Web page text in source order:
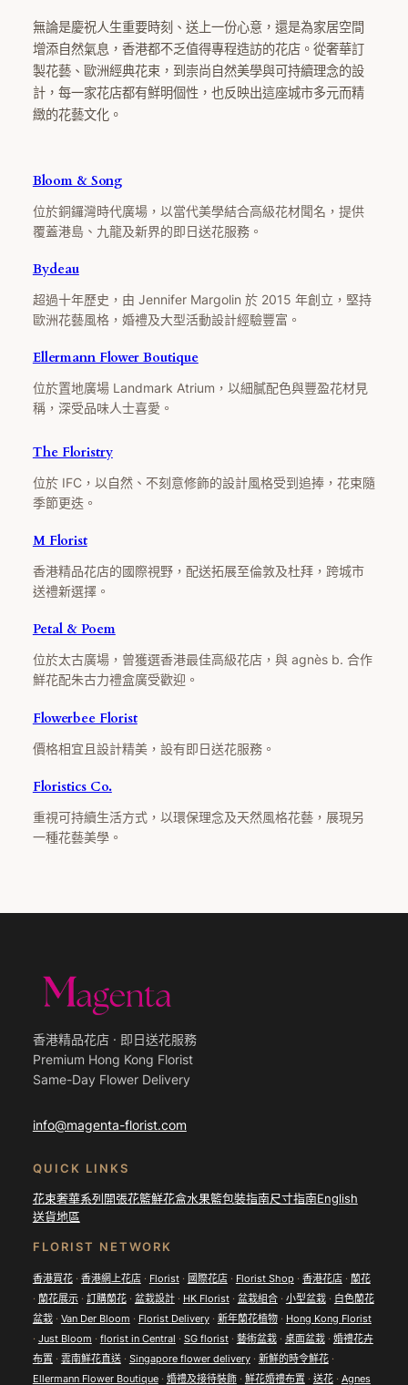
無論是慶祝人生重要時刻、送上一份心意，還是為家居空間
增添自然氣息，香港都不乏值得專程造訪的花店。從奢華訂
製花藝、歐洲經典花束，到崇尚自然美學與可持續理念的設
計，每一家花店都有鮮明個性，也反映出這座城市多元而精
緻的花藝文化。
Bloom & Song
位於銅鑼灣時代廣場，以當代美學結合高級花材聞名，提供
覆蓋港島、九龍及新界的即日送花服務。
Bydeau
超過十年歷史，由 Jennifer Margolin 於 2015 年創立，堅持
歐洲花藝風格，婚禮及大型活動設計經驗豐富。
Ellermann Flower Boutique
位於置地廣場 Landmark Atrium，以細膩配色與豐盈花材見
稱，深受品味人士喜愛。
The Floristry
位於 IFC，以自然、不刻意修飾的設計風格受到追捧，花束隨
季節更迭。
M Florist
香港精品花店的國際視野，配送拓展至倫敦及杜拜，跨城市
送禮新選擇。
Petal & Poem
位於太古廣場，曾獲選香港最佳高級花店，與 agnès b. 合作
鮮花配朱古力禮盒廣受歡迎。
Flowerbee Florist
價格相宜且設計精美，設有即日送花服務。
Floristics Co.
重視可持續生活方式，以環保理念及天然風格花藝，展現另
一種花藝美學。
香港精品花店 · 即日送花服務
Premium Hong Kong Florist
Same-Day Flower Delivery
info@magenta-florist.com
QUICK LINKS
花束奢華系列開張花籃鮮花盒水果籃包裝指南尺寸指南English
送貨地區
FLORIST NETWORK
香港買花· 香港網上花店· Florist· 國際花店· Florist Shop · 香港花店· 蘭花
· 蘭花展示· 訂購蘭花· 盆栽設計· HK Florist· 盆栽組合· 小型盆栽· 白色蘭花
盆栽· Van Der Bloom · Florist Delivery· 新年蘭花植物· Hong Kong Florist
· Just Bloom · florist in Central · SG florist· 藝術盆栽· 桌面盆栽· 婚禮花卉
布置· 雲南鮮花直送· Singapore flower delivery· 新鮮的時令鮮花·
Ellermann Flower Boutique· 婚禮及接待裝飾· 鮮花婚禮布置· 送花· Agnes